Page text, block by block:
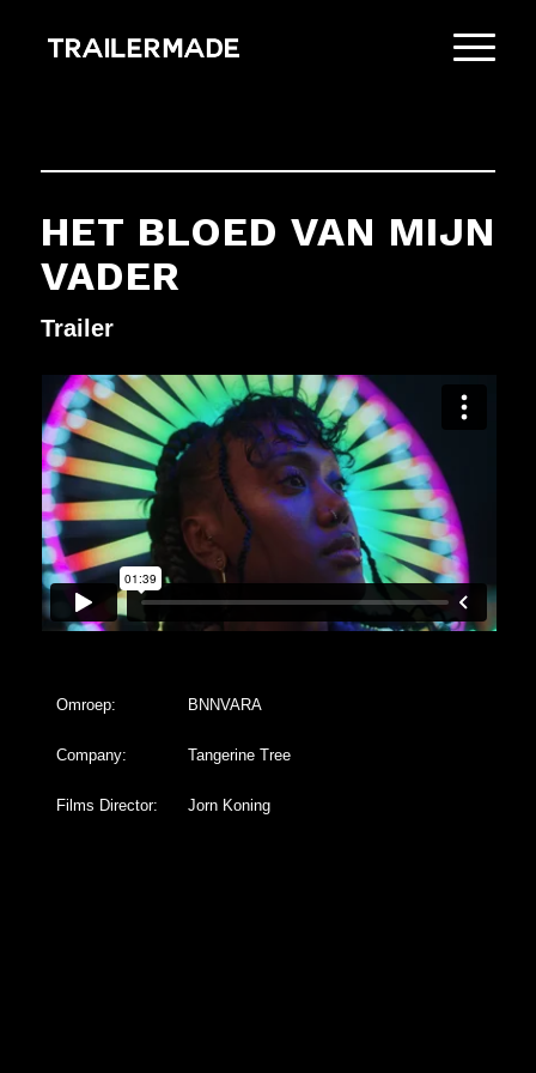
HET BLOED VAN MIJN
VADER
Trailer
Omroep: BNNVARA
Company: Tangerine Tree
Films Director: Jorn Koning